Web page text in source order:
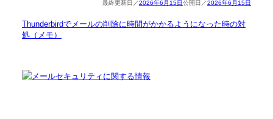
2026年6月15日 2026年6月15日
Thunderbirdでメールの削除に時間がかかるようになった時の対
処（メモ）